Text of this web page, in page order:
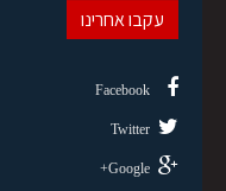
עקבו אחרינו
Facebook
Twitter
Google+